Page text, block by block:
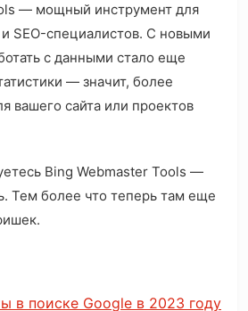
— мощный инструмент для
SEO-специалистов. С новыми
с данными стало еще
— значит, более
вашего сайта или проектов
Bing Webmaster Tools —
Тем более что теперь там еще
в поиске Google в 2023 году